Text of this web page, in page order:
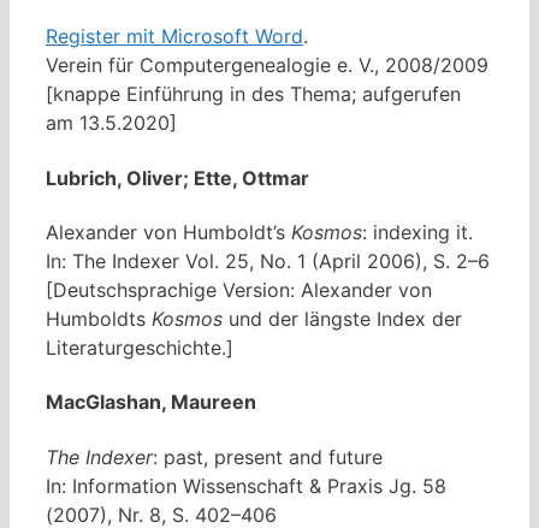
Register mit Microsoft Word.
Verein für Computergenealogie e. V., 2008/2009
[knappe Einführung in des Thema; aufgerufen
am 13.5.2020]
Lubrich, Oliver; Ette, Ottmar
Alexander von Humboldt’s Kosmos: indexing it.
In: The Indexer Vol. 25, No. 1 (April 2006), S. 2–6
[Deutschsprachige Version: Alexander von
Humboldts Kosmos und der längste Index der
Literaturgeschichte.]
MacGlashan, Maureen
The Indexer: past, present and future
In: Information Wissenschaft & Praxis Jg. 58
(2007), Nr. 8, S. 402–406